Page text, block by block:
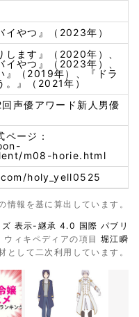
イやつ』（2023年）
します』（2020年）、
イやつ』（2023年）、
』（2019年）、『ドラ
。』（2021年）
声優アワード新人男優
ページ：
m08-horie.html
holy_yell0525
報を基に算出しています。
ズ 表示-継承 4.0 国際 パブリ
ィキペディアの項目 堀江瞬
として二次利用しています。